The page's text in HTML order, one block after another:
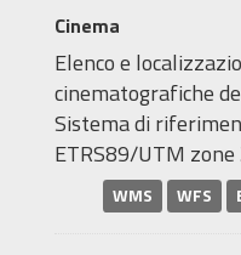
Cinema
Elenco e
cinematografiche
Sistema di
ETRS89/UTM
WMS WFS